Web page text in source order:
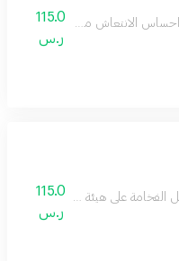
115.0
ر.س
115.0
ر.س